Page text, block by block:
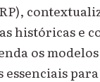
históricas e
os